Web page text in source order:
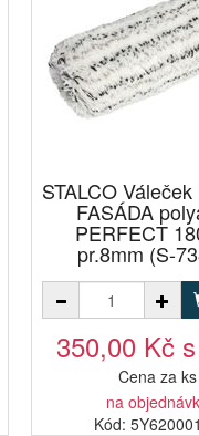
STALCO
FASÁDA
PERFECT
pr.8mm (S-
350,00 Kč
Cena za ks
na
Kód: